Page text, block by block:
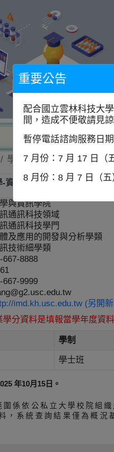
學校查詢
學系資訊
資訊管理學系 師資
與資訊學院
通訊科技領域
通訊科技學門
及應用的開發與分析學類
技術細學類
667-8888
667-9999
imd.kh.usc.edu.tw (另開
學分資料是填報當學年度資
學制
學士班
年10月15日。
圍係依公私立大學校院組
，系統查詢結果僅為概況
重要公告
配合國立雲林科技大
間，造成不便敬請見諒
暫停電話諮詢服務日期
7 月份：7 月 17 日（
8 月份：8 月 7 日（五